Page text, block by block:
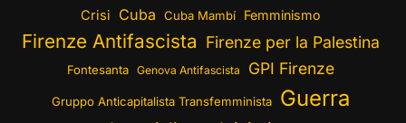
Crisi Cuba Cuba Mambí Femminismo
Firenze Antifascista Firenze per la Palestina
Fontesanta Genova Antifascista GPI Firenze
Gruppo Anticapitalista Transfemminista Guerra